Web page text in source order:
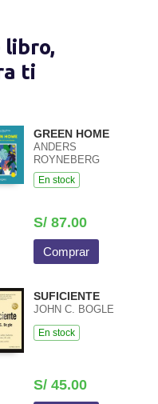
libro,
ti
GREEN HOME
ANDERS
ROYNEBERG
En stock
S/ 87.00
Comprar
SUFICIENTE
JOHN C. BOGLE
En stock
S/ 45.00